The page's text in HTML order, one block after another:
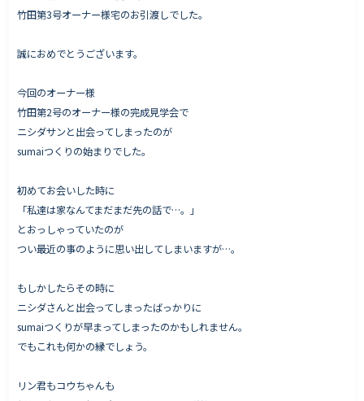
完成案内
会社情報
スタッフ紹介
会社概要
Staff ブログ&News
竹田第3号オーナー様宅のお引渡しでした。
誠におめでとうございます。
今回のオーナー様
竹田第2号のオーナー様の完成見学会で
ニシダサンと出会ってしまったのが
sumaiつくりの始まりでした。
初めてお会いした時に
「私達は家なんてまだまだ先の話で…。」
とおっしゃっていたのが
つい最近の事のように思い出してしまいますが…。
もしかしたらその時に
ニシダさんと出会ってしまったばっかりに
sumaiつくりが早まってしまったのかもしれません。
でもこれも何かの縁でしょう。
リン君もコウちゃんも